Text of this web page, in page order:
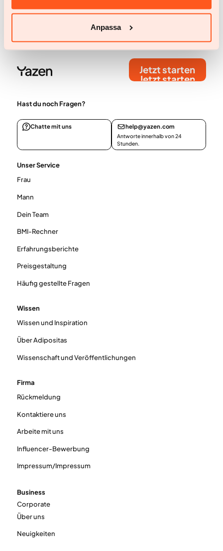
Anpassa
soziale Unterstützung über eine digitale Plattform
für zugängliche, kontinuierliche und effektive
Gewichtsreduktion und Gewichtserhaltung
kombiniert.
Jetzt starten
Jetzt starten
Hast du noch Fragen?
Chatte mit uns help@yazen.com
Antworte innerhalb von 24
Stunden.
Unser Service
Frau
Mann
Dein Team
BMI-Rechner
Erfahrungsberichte
Preisgestaltung
Häufig gestellte Fragen
Wissen
Wissen und Inspiration
Über Adipositas
Wissenschaft und Veröffentlichungen
Firma
Rückmeldung
Kontaktiere uns
Arbeite mit uns
Influencer-Bewerbung
Impressum/Impressum
Business
Corporate
Über uns
Neuigkeiten